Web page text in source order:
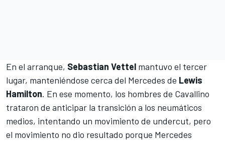
En el arranque, Sebastian Vettel mantuvo el tercer
lugar, manteniéndose cerca del Mercedes de Lewis
Hamilton. En ese momento, los hombres de Cavallino
trataron de anticipar la transición a los neumáticos
medios, intentando un movimiento de undercut, pero
el movimiento no dio resultado porque Mercedes